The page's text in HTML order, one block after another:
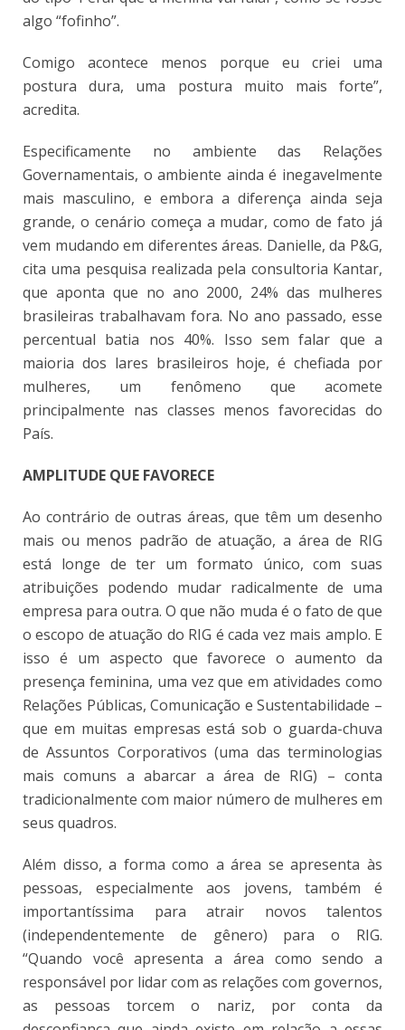
algo “fofinho”.
Comigo acontece menos porque eu criei uma
postura dura, uma postura muito mais forte”,
acredita.
Especificamente no ambiente das Relações
Governamentais, o ambiente ainda é inegavelmente
mais masculino, e embora a diferença ainda seja
grande, o cenário começa a mudar, como de fato já
vem mudando em diferentes áreas. Danielle, da P&G,
cita uma pesquisa realizada pela consultoria Kantar,
que aponta que no ano 2000, 24% das mulheres
brasileiras trabalhavam fora. No ano passado, esse
percentual batia nos 40%. Isso sem falar que a
maioria dos lares brasileiros hoje, é chefiada por
mulheres, um fenômeno que acomete
principalmente nas classes menos favorecidas do
País.
AMPLITUDE QUE FAVORECE
Ao contrário de outras áreas, que têm um desenho
mais ou menos padrão de atuação, a área de RIG
está longe de ter um formato único, com suas
atribuições podendo mudar radicalmente de uma
empresa para outra. O que não muda é o fato de que
o escopo de atuação do RIG é cada vez mais amplo. E
isso é um aspecto que favorece o aumento da
presença feminina, uma vez que em atividades como
Relações Públicas, Comunicação e Sustentabilidade –
que em muitas empresas está sob o guarda-chuva
de Assuntos Corporativos (uma das terminologias
mais comuns a abarcar a área de RIG) – conta
tradicionalmente com maior número de mulheres em
seus quadros.
Além disso, a forma como a área se apresenta às
pessoas, especialmente aos jovens, também é
importantíssima para atrair novos talentos
(independentemente de gênero) para o RIG.
“Quando você apresenta a área como sendo a
responsável por lidar com as relações com governos,
as pessoas torcem o nariz, por conta da